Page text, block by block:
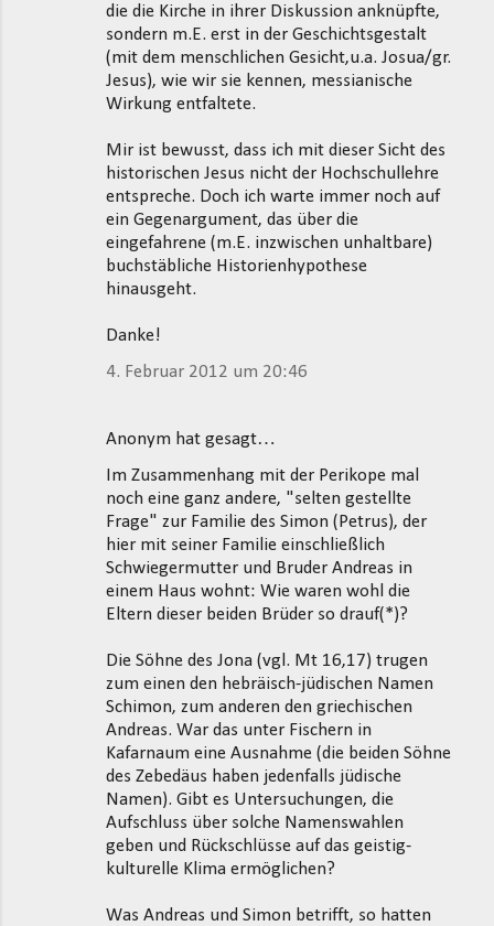
die die Kirche in ihrer Diskussion anknüpfte,
sondern m.E. erst in der Geschichtsgestalt
(mit dem menschlichen Gesicht,u.a. Josua/gr.
Jesus), wie wir sie kennen, messianische
Wirkung entfaltete.
Mir ist bewusst, dass ich mit dieser Sicht des
historischen Jesus nicht der Hochschullehre
entspreche. Doch ich warte immer noch auf
ein Gegenargument, das über die
eingefahrene (m.E. inzwischen unhaltbare)
buchstäbliche Historienhypothese
hinausgeht.
Danke!
4. Februar 2012 um 20:46
Anonym hat gesagt…
Im Zusammenhang mit der Perikope mal
noch eine ganz andere, "selten gestellte
Frage" zur Familie des Simon (Petrus), der
hier mit seiner Familie einschließlich
Schwiegermutter und Bruder Andreas in
einem Haus wohnt: Wie waren wohl die
Eltern dieser beiden Brüder so drauf(*)?
Die Söhne des Jona (vgl. Mt 16,17) trugen
zum einen den hebräisch-jüdischen Namen
Schimon, zum anderen den griechischen
Andreas. War das unter Fischern in
Kafarnaum eine Ausnahme (die beiden Söhne
des Zebedäus haben jedenfalls jüdische
Namen). Gibt es Untersuchungen, die
Aufschluss über solche Namenswahlen
geben und Rückschlüsse auf das geistig-
kulturelle Klima ermöglichen?
Was Andreas und Simon betrifft, so hatten